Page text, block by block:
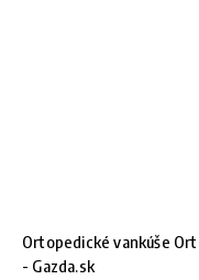
Ortopedické vankúše
- Gazda.sk